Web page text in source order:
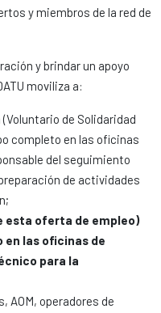
y miembros de la red de
y brindar un apoyo
moviliza a:
de Solidaridad
completo en las oficinas
del seguimiento
de actividades
esta oferta de empleo)
las oficinas de
para la
AOM, operadores de